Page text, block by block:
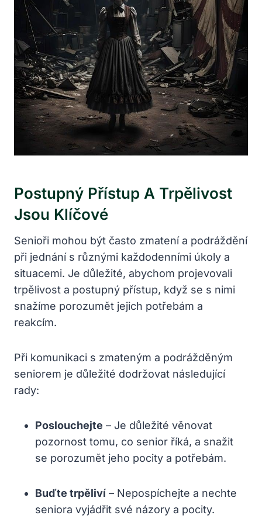
Postupný Přístup A Trpělivost
Jsou Klíčové
Senioři mohou být často zmatení a podráždění
při jednání s různými každodenními úkoly a
situacemi. Je důležité, abychom projevovali
trpělivost a postupný přístup, když se s nimi
snažíme porozumět jejich potřebám a
reakcím.
Při komunikaci s zmateným a podrážděným
seniorem je důležité dodržovat následující
rady:
Poslouchejte – Je důležité věnovat
pozornost tomu, co senior říká, a snažit
se porozumět jeho pocity a potřebám.
Buďte trpěliví – Nepospíchejte a nechte
seniora vyjádřit své názory a pocity.